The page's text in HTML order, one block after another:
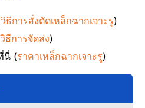
วิธีการสั่งตัดเหล็กฉากเจาะรู)
วิธีการจัดส่ง)
นี่ (ราคาเหล็กฉากเจาะรู)